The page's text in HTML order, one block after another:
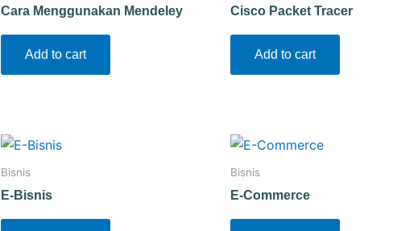
Cara Menggunakan Mendeley
Add to cart
Cisco Packet Tracer
Add to cart
Bisnis
E-Bisnis
Bisnis
E-Commerce